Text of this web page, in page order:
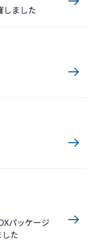
しました
パッケージ
た